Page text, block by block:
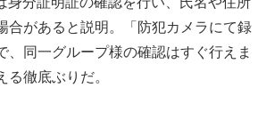
合があると説明。「防犯カメラにて録
、同一グループ様の確認はすぐ行えま
徹底ぶりだ。